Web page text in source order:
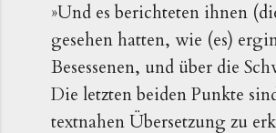
»Und es berichteten ihnen
gesehen hatten, wie (es)
Besessenen, und über die
Die letzten beiden Punkte
textnahen Übersetzung zu